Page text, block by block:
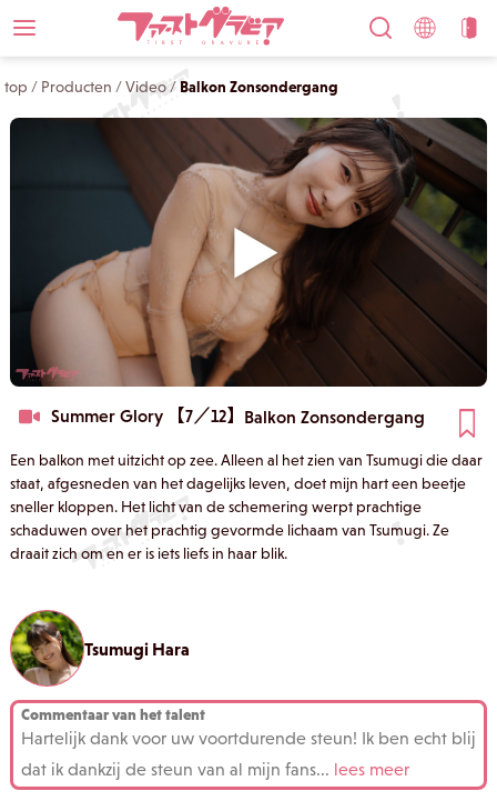
top / Producten /Video/ Balkon Zonsondergang
Summer Glory 【7／12】 Balkon Zonsondergang
Een balkon met uitzicht op zee. Alleen al het zien van Tsumugi die daar
staat, afgesneden van het dagelijks leven, doet mijn hart een beetje
sneller kloppen. Het licht van de schemering werpt prachtige
schaduwen over het prachtig gevormde lichaam van Tsumugi. Ze
draait zich om en er is iets liefs in haar blik.
Tsumugi Hara
Commentaar van het talent
Hartelijk dank voor uw voortdurende steun! Ik ben echt blij
dat ik dankzij de steun van al mijn fans... lees meer